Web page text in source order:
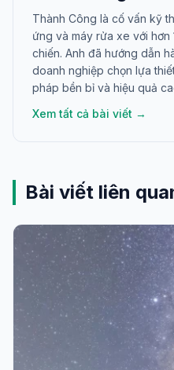
Thành Công là cố vấn kỹ
ứng và máy rửa xe với hơn
chiến. Anh đã hướng dẫn
doanh nghiệp chọn lựa
pháp bền bỉ và hiệu quả
Xem tất cả bài viết →
Bài viết liên